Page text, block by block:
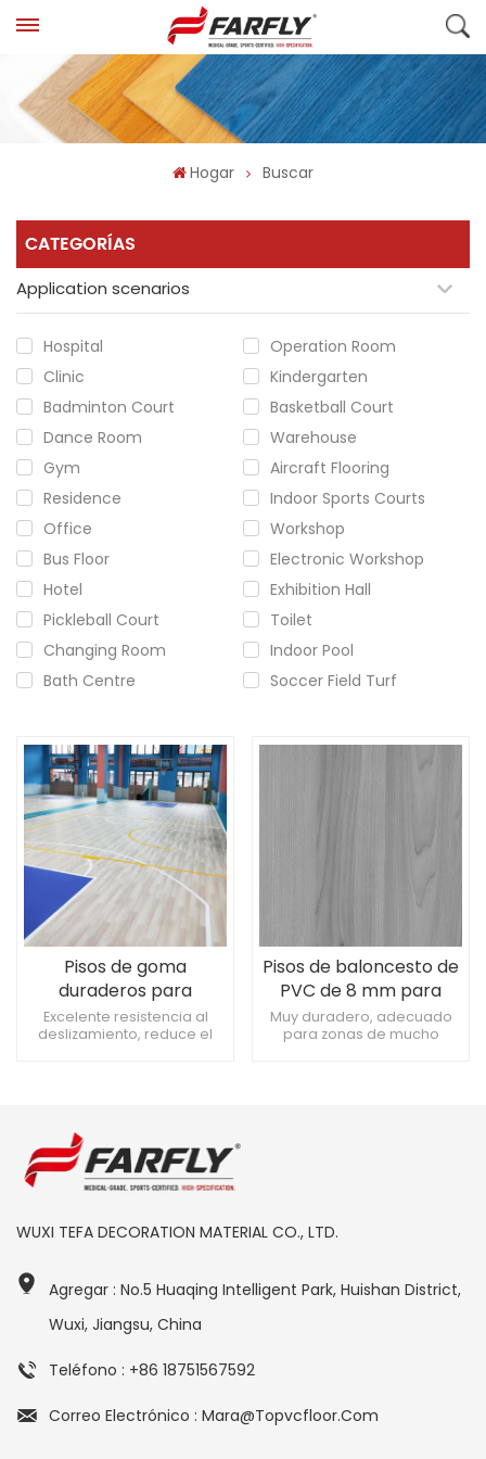
Hogar Buscar
CATEGORÍAS
Application scenarios
Hospital
Operation Room
Clinic
Kindergarten
Badminton Court
Basketball Court
Dance Room
Warehouse
Gym
Aircraft Flooring
Residence
Indoor Sports Courts
Office
Workshop
Bus Floor
Electronic Workshop
Hotel
Exhibition Hall
Pickleball Court
Toilet
Changing Room
Indoor Pool
Bath Centre
Soccer Field Turf
Pisos de goma
duraderos para
canchas de baloncesto
de PVC de 8 mm
Excelente resistencia al
deslizamiento, reduce el
Pisos de baloncesto de
PVC de 8 mm para
baldosas de canchas
deportivas
Muy duradero, adecuado
para zonas de mucho
WUXI TEFA DECORATION MATERIAL CO., LTD.
Agregar : No.5 Huaqing Intelligent Park, Huishan District,
Wuxi, Jiangsu, China
Teléfono : +86 18751567592
Correo Electrónico : Mara@topvcfloor.com